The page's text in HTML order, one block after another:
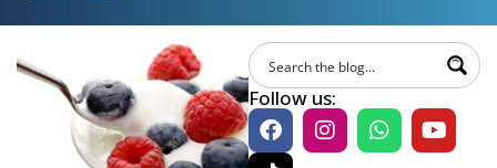
Follow us: